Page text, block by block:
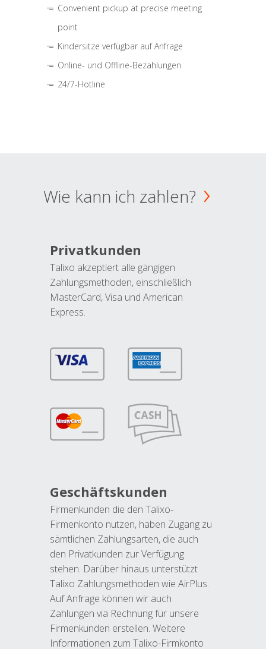
Convenient pickup at precise meeting
point
Kindersitze verfügbar auf Anfrage
Online- und Offline-Bezahlungen
24/7-Hotline
Wie kann ich zahlen?
Privatkunden
Talixo akzeptiert alle gängigen
Zahlungsmethoden, einschließlich
MasterCard, Visa und American
Express.
Geschäftskunden
Firmenkunden die den Talixo-
Firmenkonto nutzen, haben Zugang zu
sämtlichen Zahlungsarten, die auch
den Privatkunden zur Verfügung
stehen. Darüber hinaus unterstützt
Talixo Zahlungsmethoden wie AirPlus.
Auf Anfrage können wir auch
Zahlungen via Rechnung für unsere
Firmenkunden erstellen. Weitere
Informationen zum Talixo-Firmkonto